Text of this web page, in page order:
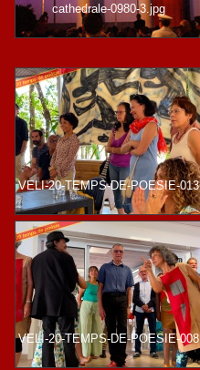
cathedrale-0980-3.jpg
VELI-20-TEMPS-DE-POESIE-013
VELI-20-TEMPS-DE-POESIE-008